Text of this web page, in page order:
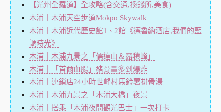
【光州全羅道】全攻略(含交通,換錢所,美食)
木浦｜木浦天空步道Mokpo Skywalk
木浦｜木浦近代歷史館1、2館《德魯納酒店,我們的藍
調時光》
木浦｜木浦九景之「儒達山＆露積峰」
木浦｜「首爾血腸」豬骨量多到爆炸
木浦｜連鎖店24小時世峰村馬鈴薯排骨湯
木浦｜木浦九景之「木浦大橋」夜景
木浦｜搭乘「木浦夜間觀光巴士」一次打卡